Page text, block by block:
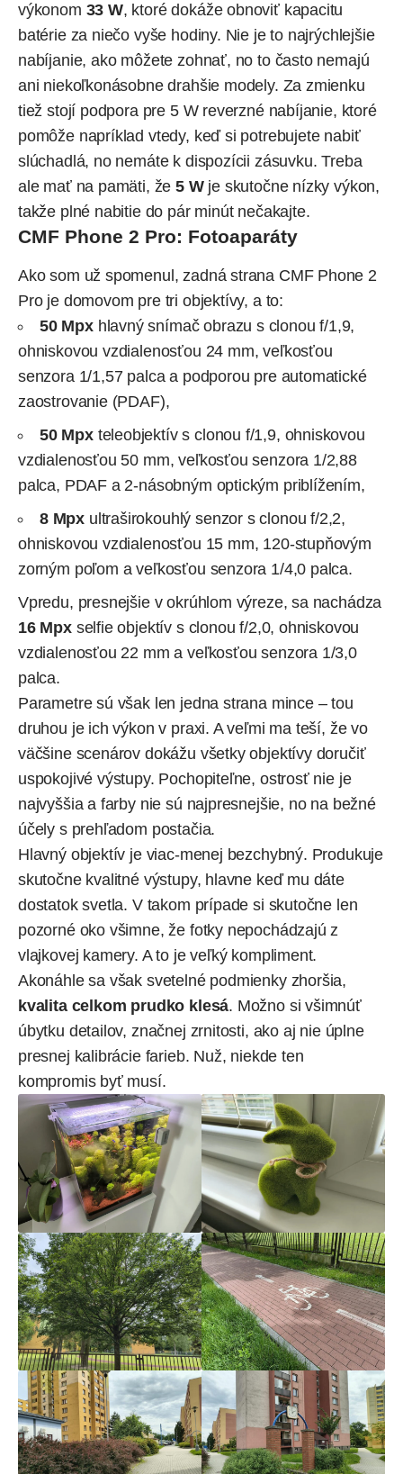
výkonom 33 W, ktoré dokáže obnoviť kapacitu
batérie za niečo vyše hodiny. Nie je to najrýchlejšie
nabíjanie, ako môžete zohnať, no to často nemajú
ani niekoľkonásobne drahšie modely. Za zmienku
tiež stojí podpora pre 5 W reverzné nabíjanie, ktoré
pomôže napríklad vtedy, keď si potrebujete nabiť
slúchadlá, no nemáte k dispozícii zásuvku. Treba
ale mať na pamäti, že5 W je skutočne nízky výkon,
takže plné nabitie do pár minút nečakajte.
CMF Phone 2 Pro: Fotoaparáty
Ako som už spomenul, zadná strana CMF Phone 2
Pro je domovom pre tri objektívy, a to:
50 Mpx hlavný snímač obrazu s clonou f/1,9,
ohniskovou vzdialenosťou 24 mm, veľkosťou
senzora 1/1,57 palca a podporou pre automatické
zaostrovanie (PDAF),
50 Mpxteleobjektív s clonou f/1,9, ohniskovou
vzdialenosťou 50 mm, veľkosťou senzora 1/2,88
palca, PDAF a 2-násobným optickým priblížením,
8 Mpx ultraširokouhlý senzor s clonou f/2,2,
ohniskovou vzdialenosťou 15 mm, 120-stupňovým
zorným poľom a veľkosťou senzora 1/4,0 palca.
Vpredu, presnejšie v okrúhlom výreze, sa nachádza
16 Mpxselfie objektív s clonou f/2,0, ohniskovou
vzdialenosťou 22 mm a veľkosťou senzora 1/3,0
palca.
Parametre sú však len jedna strana mince – tou
druhou je ich výkon v praxi. A veľmi ma teší, že vo
väčšine scenárov dokážu všetky objektívy doručiť
uspokojivé výstupy. Pochopiteľne, ostrosť nie je
najvyššia a farby nie sú najpresnejšie, no na bežné
účely s prehľadom postačia.
Hlavný objektív je viac-menej bezchybný. Produkuje
skutočne kvalitné výstupy, hlavne keď mu dáte
dostatok svetla. V takom prípade si skutočne len
pozorné oko všimne, že fotky nepochádzajú z
vlajkovej kamery. A to je veľký kompliment.
Akonáhle sa však svetelné podmienky zhoršia,
kvalita celkom prudko klesá. Možno si všimnúť
úbytku detailov, značnej zrnitosti, ako aj nie úplne
presnej kalibrácie farieb. Nuž, niekde ten
kompromis byť musí.